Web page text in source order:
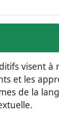
visent
et les
de la